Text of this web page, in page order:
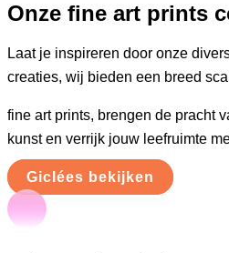
Onze fine art prints
Laat je inspireren door onze
creaties, wij bieden een breed
fine art prints, brengen de pracht
kunst en verrijk jouw leefruimte
Giclées bekijken